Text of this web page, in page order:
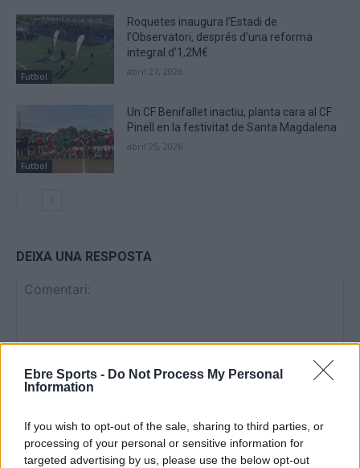
Ebre Sports - Do Not Process My Personal
Information
If you wish to opt-out of the sale, sharing to third parties, or
processing of your personal or sensitive information for
targeted advertising by us, please use the below opt-out
Futbol
Roquetes inaugura l’Estadi de
l’Observatori, després d’una reforma
integral d’1,2M€
abril 27, 2026
Futbol
Un CF Benifallet inactiu, planta cara al CF
Pinell en la festivitat de Santa Magdalena
abril 25, 2026
DEIXA UNA RESPOSTA